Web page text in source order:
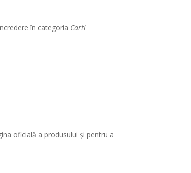
în categoria Carti
oficială a produsului și pentru a